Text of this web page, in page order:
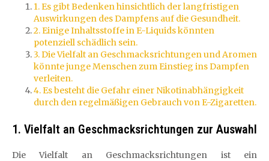
1. Es gibt Bedenken hinsichtlich der langfristigen
Auswirkungen des Dampfens auf die Gesundheit.
2. Einige Inhaltsstoffe in E-Liquids könnten
potenziell schädlich sein.
3. Die Vielfalt an Geschmacksrichtungen und Aromen
könnte junge Menschen zum Einstieg ins Dampfen
verleiten.
4. Es besteht die Gefahr einer Nikotinabhängigkeit
durch den regelmäßigen Gebrauch von E-Zigaretten.
1. Vielfalt an Geschmacksrichtungen zur Auswahl
Die Vielfalt an Geschmacksrichtungen ist ein